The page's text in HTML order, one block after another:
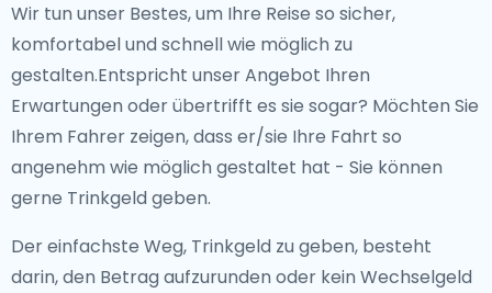
Wir tun unser Bestes, um Ihre Reise so sicher,
komfortabel und schnell wie möglich zu
gestalten.Entspricht unser Angebot Ihren
Erwartungen oder übertrifft es sie sogar? Möchten Sie
Ihrem Fahrer zeigen, dass er/sie Ihre Fahrt so
angenehm wie möglich gestaltet hat - Sie können
gerne Trinkgeld geben.
Der einfachste Weg, Trinkgeld zu geben, besteht
darin, den Betrag aufzurunden oder kein Wechselgeld